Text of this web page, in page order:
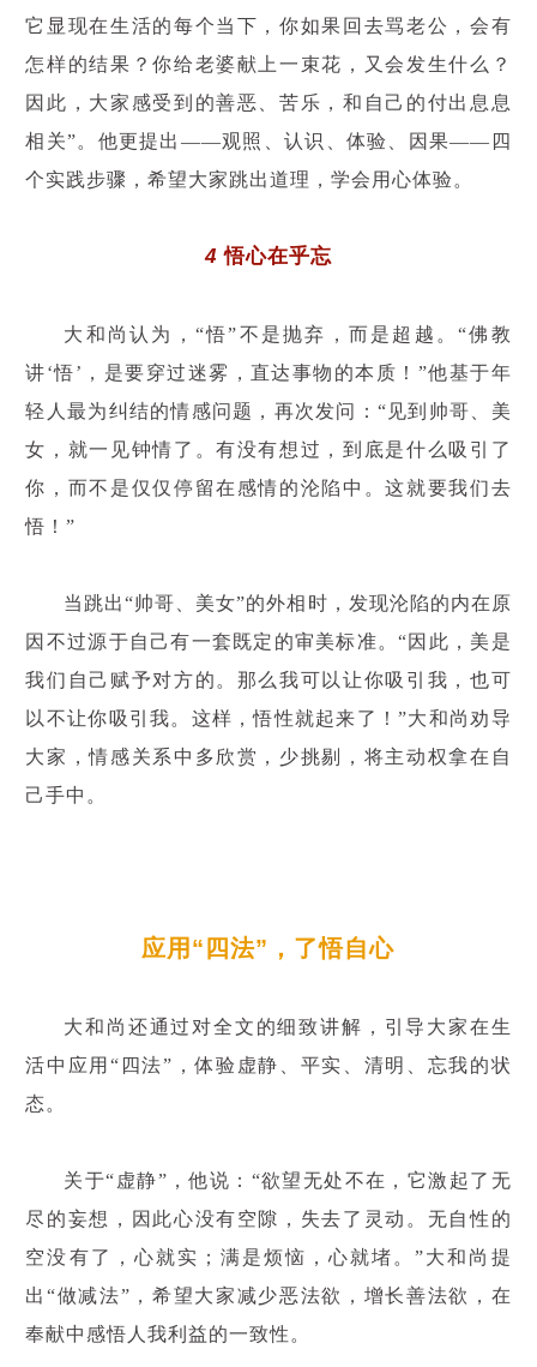
它显现在生活的每个当下，你如果回去骂老公，会有
怎样的结果？你给老婆献上一束花，又会发生什么？
因此，大家感受到的善恶、苦乐，和自己的付出息息
相关”。他更提出——观照、认识、体验、因果——四
个实践步骤，希望大家跳出道理，学会用心体验。
4 悟心在乎忘
大和尚认为，“悟”不是抛弃，而是超越。“佛教
讲‘悟’，是要穿过迷雾，直达事物的本质！”他基于年
轻人最为纠结的情感问题，再次发问：“见到帅哥、美
女，就一见钟情了。有没有想过，到底是什么吸引了
你，而不是仅仅停留在感情的沦陷中。这就要我们去
悟！”
当跳出“帅哥、美女”的外相时，发现沦陷的内在原
因不过源于自己有一套既定的审美标准。“因此，美是
我们自己赋予对方的。那么我可以让你吸引我，也可
以不让你吸引我。这样，悟性就起来了！”大和尚劝导
大家，情感关系中多欣赏，少挑剔，将主动权拿在自
己手中。
应用“四法”，了悟自心
大和尚还通过对全文的细致讲解，引导大家在生
活中应用“四法”，体验虚静、平实、清明、忘我的状
态。
关于“虚静”，他说：“欲望无处不在，它激起了无
尽的妄想，因此心没有空隙，失去了灵动。无自性的
空没有了，心就实；满是烦恼，心就堵。”大和尚提
出“做减法”，希望大家减少恶法欲，增长善法欲，在
奉献中感悟人我利益的一致性。